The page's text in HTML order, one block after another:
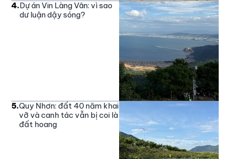
4.Dự án Vin Làng Vân: vì sao
dư luận dậy sóng?
5.Quy Nhơn: đất 40 năm khai
vỡ và canh tác vẫn bị coi là
đất hoang